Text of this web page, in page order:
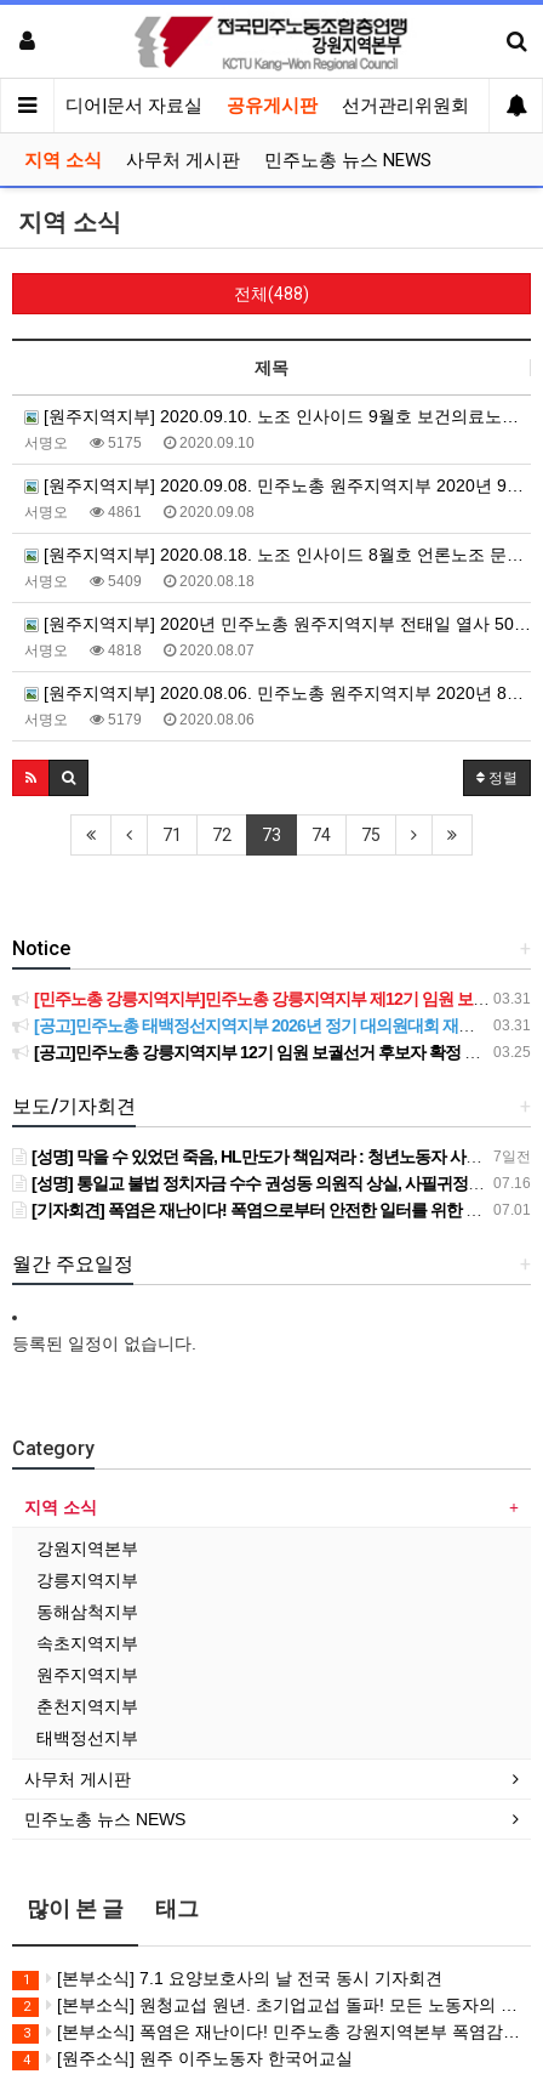
견 미디어|문서 자료실 공유게시판 선거관리위원회
지역 소식 사무처 게시판 민주노총 뉴스 NEWS
지역 소식
전체(488)
제목
[원주지역지부] 2020.09.10. 노조 인사이드 9월호 보건의료노조 원주연세의료원지부 편
서명오 5175 2020.09.10
[원주지역지부] 2020.09.08. 민주노총 원주지역지부 2020년 9월의 글
서명오 4861 2020.09.08
[원주지역지부] 2020.08.18. 노조 인사이드 8월호 언론노조 문화방송본부 원주지부 편
서명오 5409 2020.08.18
[원주지역지부] 2020년 민주노총 원주지역지부 전태일 열사 50주기 특별사업 안내
서명오 4818 2020.08.07
[원주지역지부] 2020.08.06. 민주노총 원주지역지부 2020년 8월의 글
서명오 5179 2020.08.06
정렬
71 72 73 74 75
+
Notice
03.31
[민주노총 강릉지역지부]민주노총 강릉지역지부 제12기 임원 보궐선거결과 공고
03.31
[공고]민주노총 태백정선지역지부 2026년 정기 대의원대회 재소집 건
03.25
[공고]민주노총 강릉지역지부 12기 임원 보궐선거 후보자 확정 공고
+
보도/기자회견
7일전
[성명] 막을 수 있었던 죽음, HL만도가 책임져라 : 청년노동자 사망사고의 철저한 진상규명과 재발방지 대책 마련하라
07.16
[성명] 통일교 불법 정치자금 수수 권성동 의원직 상실, 사필귀정이다
07.01
[기자회견] 폭염은 재난이다! 폭염으로부터 안전한 일터를 위한 민주노총 강원지역본부 폭염감시단 선포 기자회견
+
월간 주요일정
등록된 일정이 없습니다.
Category
지역 소식
강원지역본부
강릉지역지부
동해삼척지부
속초지역지부
원주지역지부
춘천지역지부
태백정선지부
사무처 게시판
민주노총 뉴스 NEWS
많이 본 글 태그
1 [본부소식] 7.1 요양보호사의 날 전국 동시 기자회견
2 [본부소식] 원청교섭 원년. 초기업교섭 돌파! 모든 노동자의 노동기본권 쟁취! 민주노총 7.15 총파업대회
3 [본부소식] 폭염은 재난이다! 민주노총 강원지역본부 폭염감시단 선포 기자회견
4 [원주소식] 원주 이주노동자 한국어교실